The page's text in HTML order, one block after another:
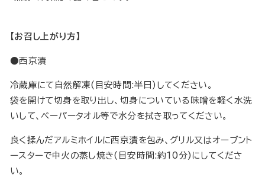
【お召し上がり方】
●西京漬
冷蔵庫にて自然解凍(目安時間:半日)してください。
袋を開けて切身を取り出し、切身についている味噌を軽く水洗
いして、ペーパータオル等で水分を拭き取ってください。
良く揉んだアルミホイルに西京漬を包み、グリル又はオーブント
ースターで中火の蒸し焼き(目安時間:約10分)にしてくださ
い。